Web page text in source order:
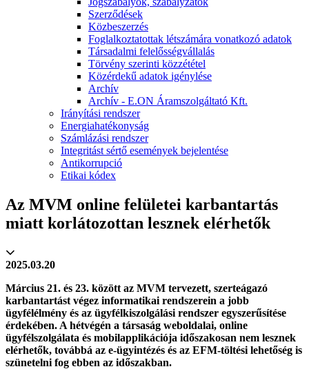
Szerződések
Közbeszerzés
Foglalkoztatottak létszámára vonatkozó adatok
Társadalmi felelősségvállalás
Törvény szerinti közzététel
Közérdekű adatok igénylése
Archív
Archív - E.ON Áramszolgáltató Kft.
Irányítási rendszer
Energiahatékonyság
Számlázási rendszer
Integritást sértő események bejelentése
Antikorrupció
Etikai kódex
Az MVM online felületei karbantartás
miatt korlátozottan lesznek elérhetők
2025.03.20
Március 21. és 23. között az MVM tervezett, szerteágazó
karbantartást végez informatikai rendszerein a jobb
ügyfélélmény és az ügyfélkiszolgálási rendszer egyszerűsítése
érdekében. A hétvégén a társaság weboldalai, online
ügyfélszolgálata és mobilapplikációja időszakosan nem lesznek
elérhetők, továbbá az e-ügyintézés és az EFM-töltési lehetőség is
szünetelni fog ebben az időszakban.